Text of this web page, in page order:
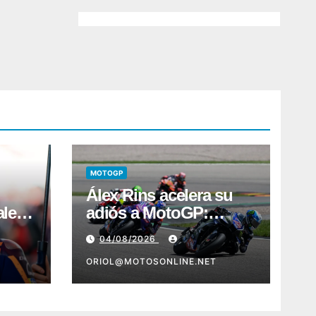
MOTOGP
Álex Rins acelera su
adiós a MotoGP:
Ducati aparece como
destino en Superbike
04/08/2026
ORIOL@MOTOSONLINE.NET